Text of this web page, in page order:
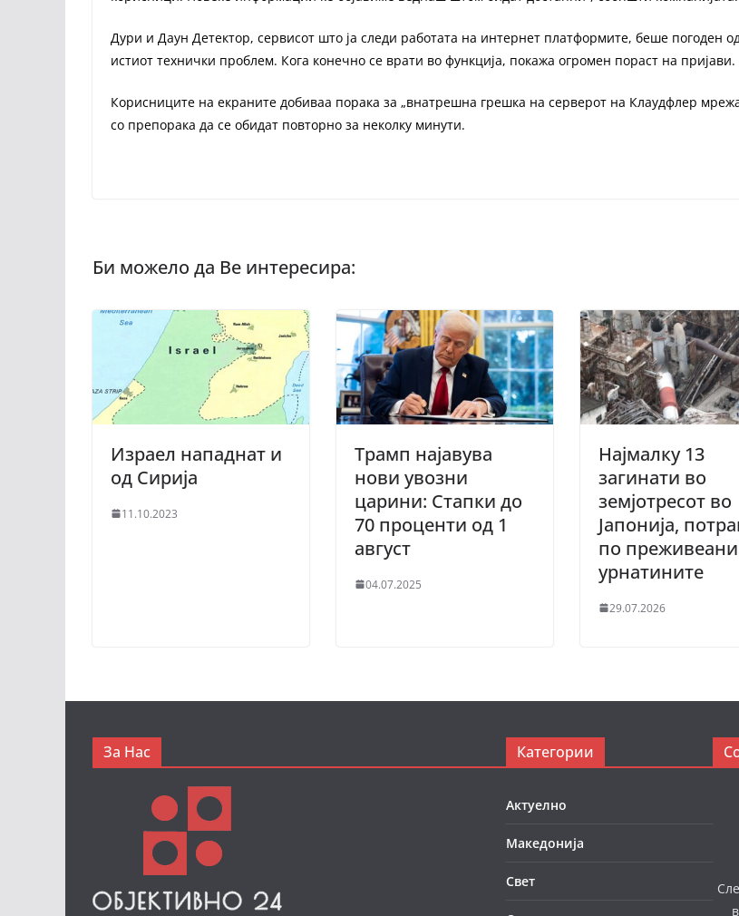
Дури и Даун Детектор, сервисот што ја следи работата на интернет платформите, беше погоден
истиот технички проблем. Кога конечно се врати во функција, покажа огромен пораст на пријави.
Корисниците на екраните добиваа порака за „внатрешна грешка на серверот на Клаудфлер
со препорака да се обидат повторно за неколку минути.
Израел нападнат и
од Сирија
11.10.2023
Трамп најавува
нови увозни
царини: Стапки до
70 проценти од 1
август
04.07.2025
Најмалку 13
загинати во
земјотресот во
Јапонија,
по
урнатините
29.07.2026
За Нас Категории
Актуелно
Македонија
Свет